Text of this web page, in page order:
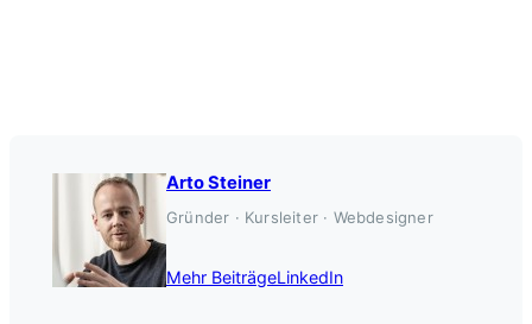
Arto Steiner
Gründer · Kursleiter · Webdesigner
Mehr BeiträgeLinkedIn